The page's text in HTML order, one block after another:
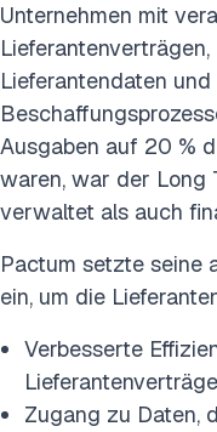
Unternehmen mit
Lieferantendaten
Ausgaben auf 20 %
waren, war der Long
verwaltet als auch
Pactum setzte seine
ein, um die
Verbesserte
Zugang zu Daten,